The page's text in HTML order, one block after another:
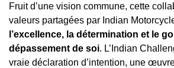
Fruit d’une vision commune, cette
valeurs partagées par Indian
l’excellence, la détermination et le
dépassement de soi. L’Indian
vraie déclaration d’intention, une